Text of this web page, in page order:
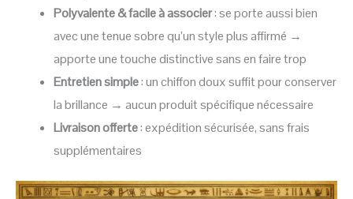
Polyvalente & facile à associer: se porte aussi bien
avec une tenue sobre qu’un style plus affirmé →
apporte une touche distinctive sans en faire trop
Entretien simple: un chiffon doux suffit pour conserver
la brillance → aucun produit spécifique nécessaire
Livraison offerte: expédition sécurisée, sans frais
supplémentaires